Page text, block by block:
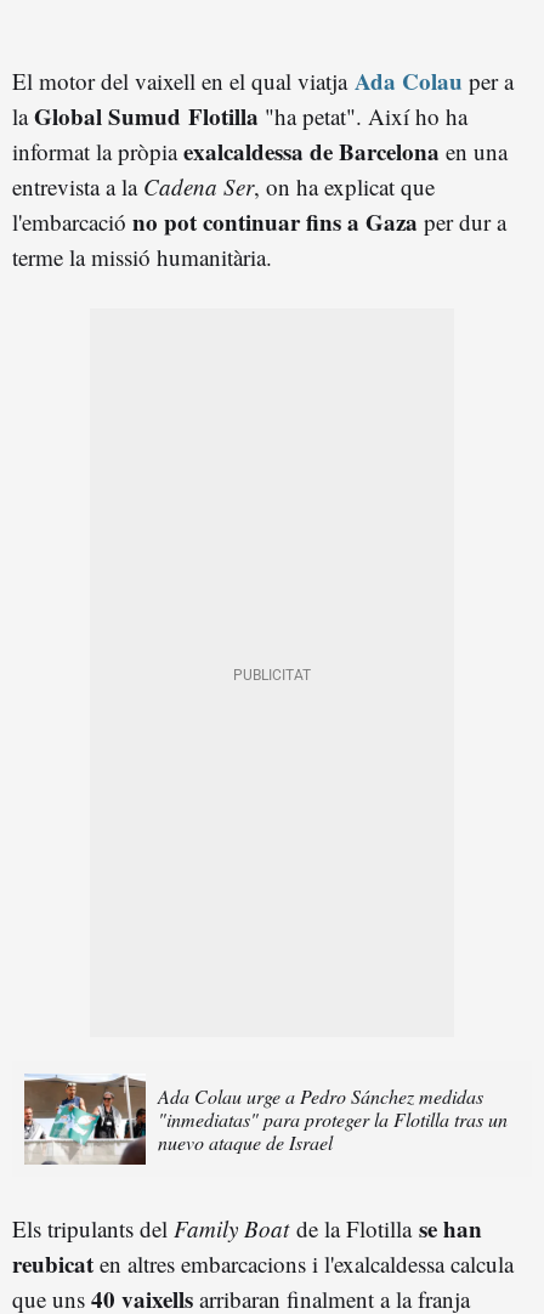
El motor del vaixell en el qual viatja Ada Colau per a
laGlobal Sumud Flotilla "ha petat". Així ho ha
informat la pròpiaexalcaldessa de Barcelona en una
entrevista a la Cadena Ser, on ha explicat que
l'embarcació no pot continuar fins a Gaza per dur a
terme la missió humanitària.
Ada Colau urge a Pedro Sánchez medidas
"inmediatas" para proteger la Flotilla tras un
nuevo ataque de Israel
Els tripulants del Family Boatde la Flotilla se han
reubicat en altres embarcacions i l'exalcaldessa calcula
que uns 40 vaixells arribaran finalment a la franja